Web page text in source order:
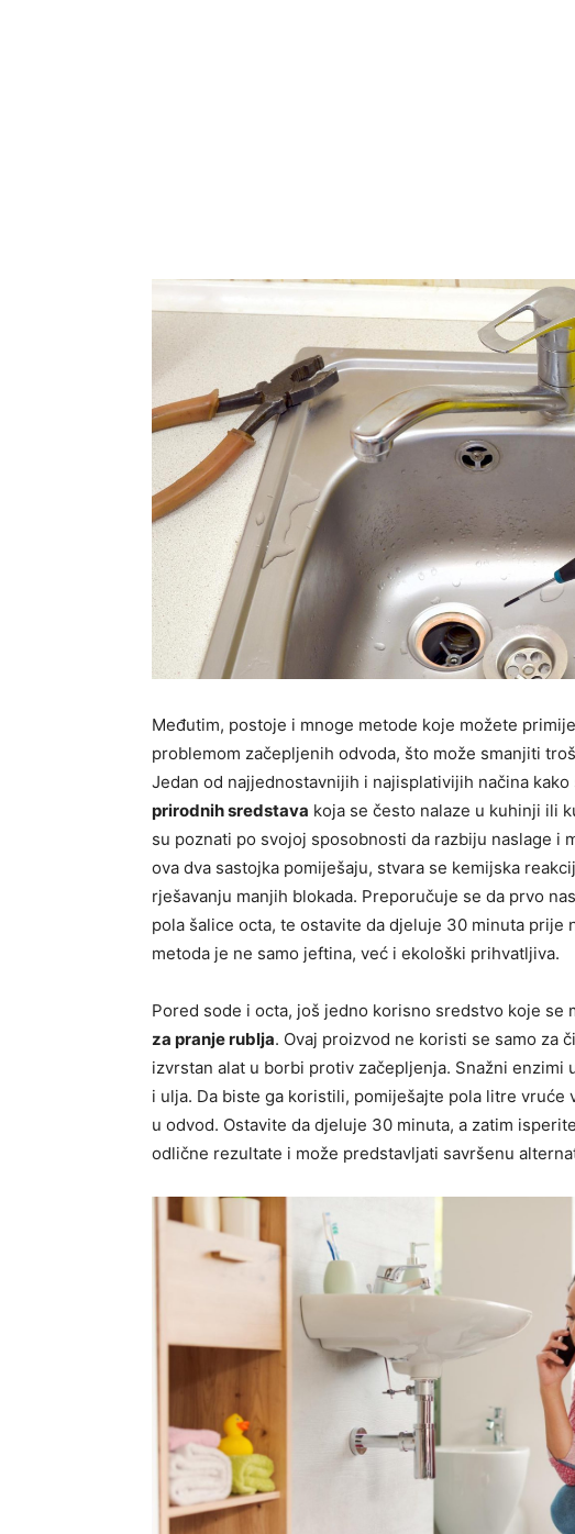
Međutim, postoje i mnoge metode koje možete
problemom začepljenih odvoda, što može smanjiti
Jedan od najjednostavnijih i najisplativijih načina
prirodnih sredstava koja se često nalaze u kuhinji ili
su poznati po svojoj sposobnosti da razbiju naslage i
ova dva sastojka pomiješaju, stvara se kemijska
rješavanju manjih blokada. Preporučuje se da prvo
pola šalice octa, te ostavite da djeluje 30 minuta prije
metoda je ne samo jeftina, već i ekološki prihvatljiva.
Pored sode i octa, još jedno korisno sredstvo koje se
za pranje rublja. Ovaj proizvod ne koristi se samo za
izvrstan alat u borbi protiv začepljenja. Snažni
i ulja. Da biste ga koristili, pomiješajte pola litre
u odvod. Ostavite da djeluje 30 minuta, a zatim
odlične rezultate i može predstavljati savršenu